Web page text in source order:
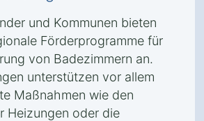
und Kommunen bieten
Förderprogramme für
von Badezimmern an.
unterstützen vor allem
Maßnahmen wie den
Heizungen oder die